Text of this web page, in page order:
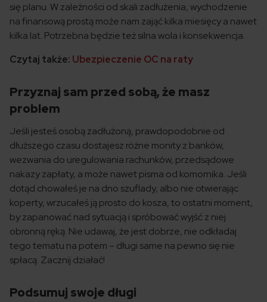
się planu. W zależności od skali zadłużenia, wychodzenie
na finansową prostą może nam zająć kilka miesięcy a nawet
kilka lat. Potrzebna będzie też silna wola i konsekwencja.
Czytaj także: Ubezpieczenie OC na raty
Przyznaj sam przed sobą, że masz
problem
Jeśli jesteś osobą zadłużoną, prawdopodobnie od
dłuższego czasu dostajesz różne monity z banków,
wezwania do uregulowania rachunków, przedsądowe
nakazy zapłaty, a może nawet pisma od komornika. Jeśli
dotąd chowałeś je na dno szuflady, albo nie otwierając
koperty, wrzucałeś ją prosto do kosza, to ostatni moment,
by zapanować nad sytuacją i spróbować wyjść z niej
obronną ręką. Nie udawaj, że jest dobrze, nie odkładaj
tego tematu na potem – długi same na pewno się nie
spłacą. Zacznij działać!
Podsumuj swoje długi